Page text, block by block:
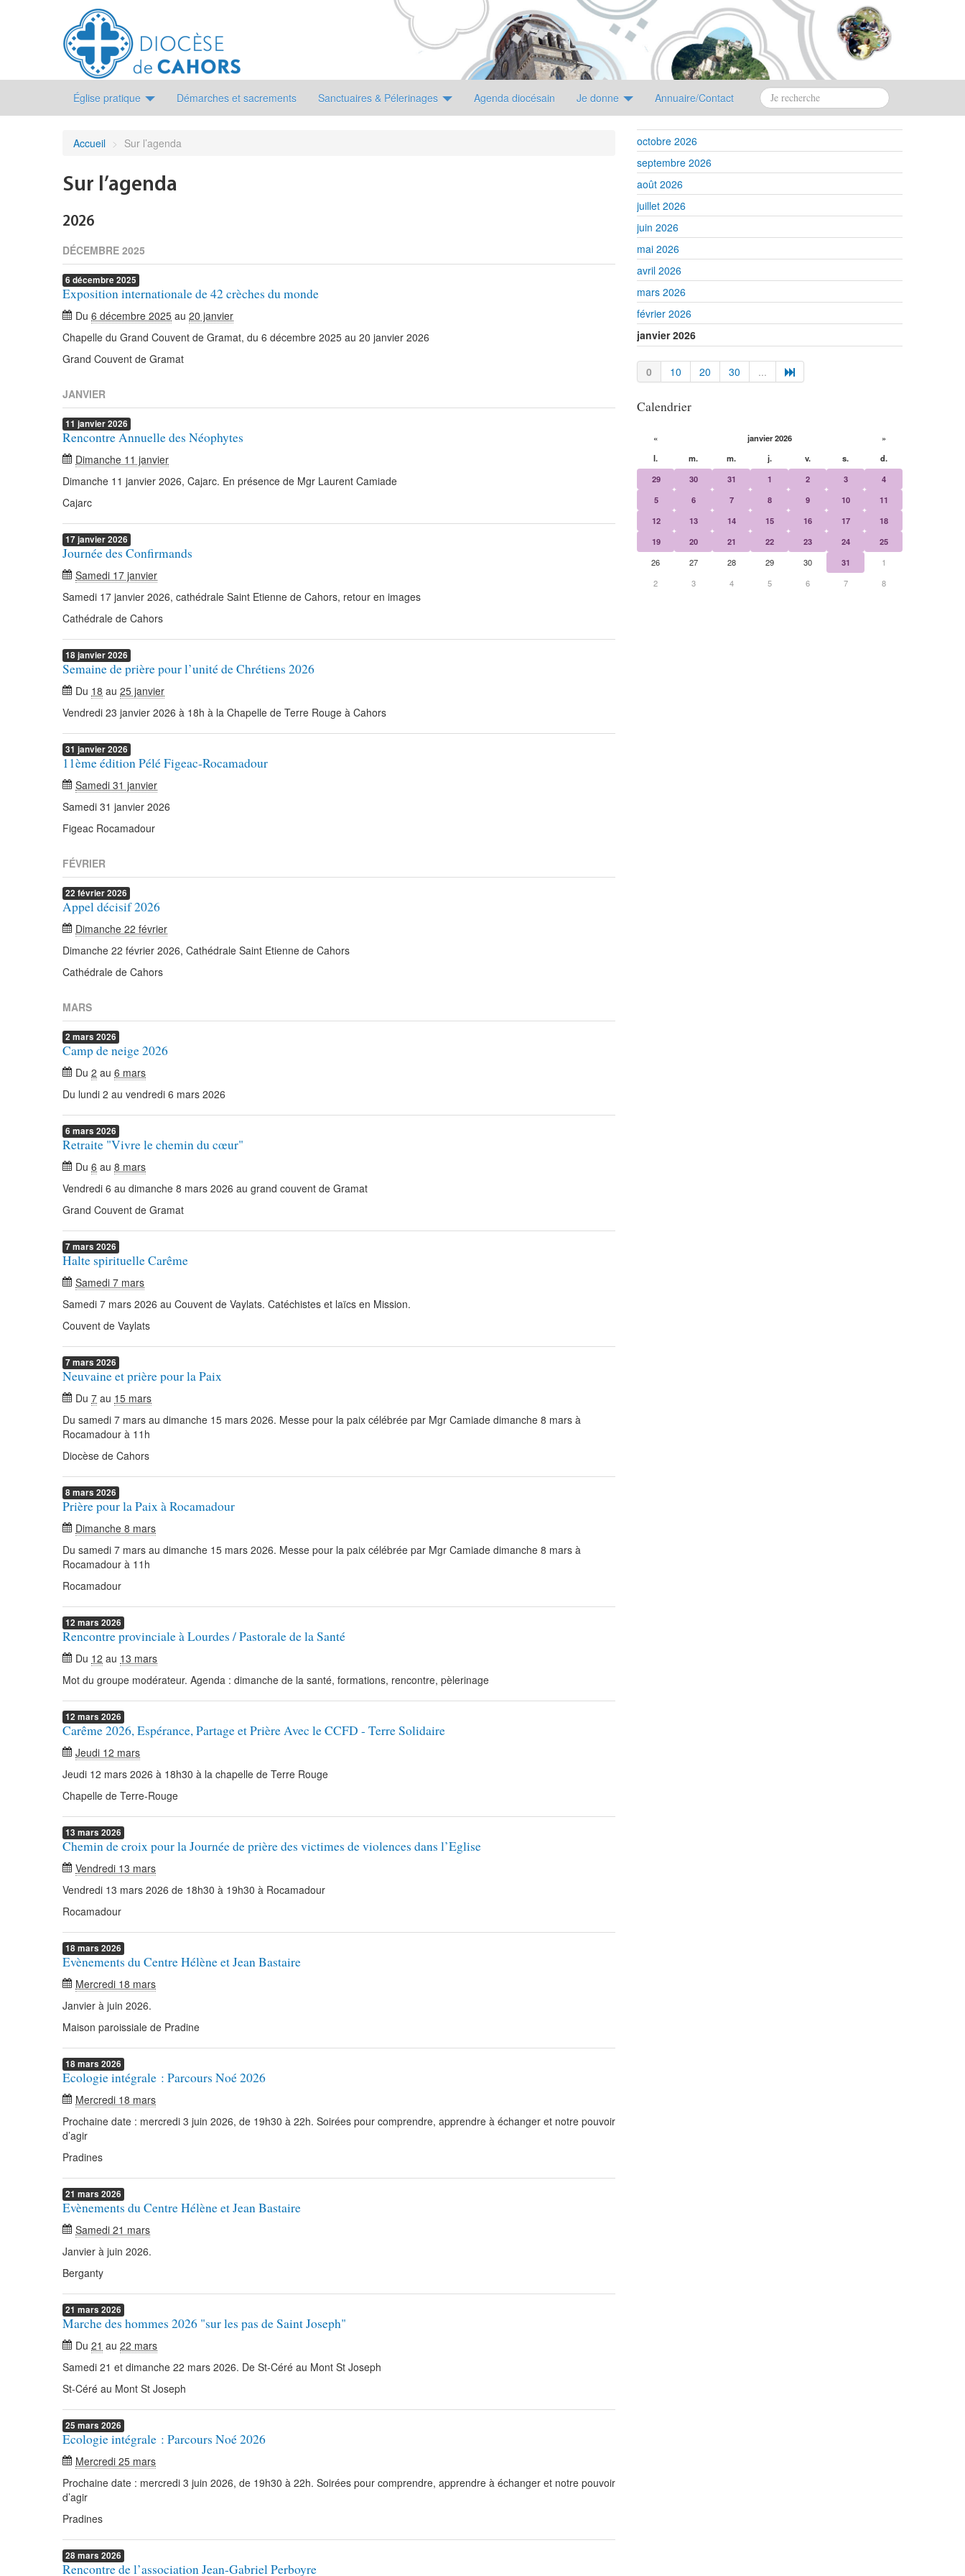
Église pratique Démarches et sacrements Sanctuaires & Pélerinages Agenda diocésain Je donne Annuaire/Contact
Accueil > Sur l’agenda
Sur l’agenda
2026
DÉCEMBRE 2025
6 décembre2025
Exposition internationale de 42 crèches du monde
Du 6 décembre 2025 au 20 janvier
Chapelle du Grand Couvent de Gramat, du 6 décembre 2025 au 20 janvier 2026
Grand Couvent de Gramat
JANVIER
11 janvier2026
Rencontre Annuelle des Néophytes
Dimanche 11 janvier
Dimanche 11 janvier 2026, Cajarc. En présence de Mgr Laurent Camiade
Cajarc
17janvier2026
Journée des Confirmands
Samedi 17 janvier
Samedi 17 janvier 2026, cathédrale Saint Etienne de Cahors, retour en images
Cathédrale de Cahors
18janvier2026
Semaine de prière pour l’unité de Chrétiens 2026
Du 18 au 25 janvier
Vendredi 23 janvier 2026 à 18h à la Chapelle de Terre Rouge à Cahors
31 janvier2026
11ème édition Pélé Figeac-Rocamadour
Samedi 31 janvier
Samedi 31 janvier 2026
Figeac Rocamadour
FÉVRIER
22 février2026
Appel décisif 2026
Dimanche 22 février
Dimanche 22 février 2026, Cathédrale Saint Etienne de Cahors
Cathédrale de Cahors
MARS
2 mars 2026
Camp de neige 2026
Du 2 au 6 mars
Du lundi 2 au vendredi 6 mars 2026
6 mars 2026
Retraite "Vivre le chemin du cœur"
Du 6 au 8 mars
Vendredi 6 au dimanche 8 mars 2026 au grand couvent de Gramat
Grand Couvent de Gramat
7mars 2026
Halte spirituelle Carême
Samedi 7 mars
Samedi 7 mars 2026 au Couvent de Vaylats. Catéchistes et laïcs en Mission.
Couvent de Vaylats
7mars 2026
Neuvaine et prière pour la Paix
Du 7 au 15 mars
Du samedi 7 mars au dimanche 15 mars 2026. Messe pour la paix célébrée par Mgr Camiade dimanche 8 mars à
Rocamadour à 11h
Diocèse de Cahors
8mars 2026
Prière pour la Paix à Rocamadour
Dimanche 8 mars
Du samedi 7 mars au dimanche 15 mars 2026. Messe pour la paix célébrée par Mgr Camiade dimanche 8 mars à
Rocamadour à 11h
Rocamadour
12 mars 2026
Rencontre provinciale à Lourdes / Pastorale de la Santé
Du 12 au 13 mars
Mot du groupe modérateur. Agenda : dimanche de la santé, formations, rencontre, pèlerinage
12 mars 2026
Carême 2026, Espérance, Partage et Prière Avec le CCFD - Terre Solidaire
Jeudi 12 mars
Jeudi 12 mars 2026 à 18h30 à la chapelle de Terre Rouge
Chapelle de Terre-Rouge
13 mars 2026
Chemin de croix pour la Journée de prière des victimes de violences dans l’Eglise
Vendredi 13 mars
Vendredi 13 mars 2026 de 18h30 à 19h30 à Rocamadour
Rocamadour
18mars 2026
Evènements du Centre Hélène et Jean Bastaire
Mercredi 18 mars
Janvier à juin 2026.
Maison paroissiale de Pradine
18mars 2026
Ecologie intégrale : Parcours Noé 2026
Mercredi 18 mars
Prochaine date : mercredi 3 juin 2026, de 19h30 à 22h. Soirées pour comprendre, apprendre à échanger et notre pouvoir
d’agir
Pradines
21 mars 2026
Evènements du Centre Hélène et Jean Bastaire
Samedi 21 mars
Janvier à juin 2026.
Berganty
21 mars 2026
Marche des hommes 2026 "sur les pas de Saint Joseph"
Du 21 au 22 mars
Samedi 21 et dimanche 22 mars 2026. De St-Céré au Mont St Joseph
St-Céré au Mont St Joseph
25 mars 2026
Ecologie intégrale : Parcours Noé 2026
Mercredi 25 mars
Prochaine date : mercredi 3 juin 2026, de 19h30 à 22h. Soirées pour comprendre, apprendre à échanger et notre pouvoir
d’agir
Pradines
28mars 2026
Rencontre de l’association Jean-Gabriel Perboyre
octobre 2026
septembre 2026
août 2026
juillet 2026
juin 2026
mai 2026
avril 2026
mars 2026
février 2026
janvier 2026
0 10 20 30 ...
Calendrier
« janvier 2026
»
l.
m. m. j. v. s.
d.
29
30 31 1 2 3
4
5
6 7 8 9 10
11
12
13 14 15 16 17
18
19
20 21 22 23 24
25
26
27 28 29 30 31
1
2
3 4 5 6 7 8